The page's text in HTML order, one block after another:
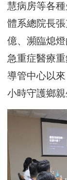
慧病房等各
體系總院長
億、瀕臨熄
急重症醫療
導管中心以
小時守護鄉親